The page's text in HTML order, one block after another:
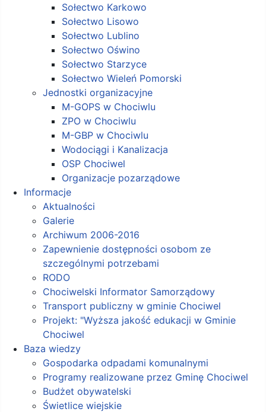
Sołectwo Karkowo
Sołectwo Lisowo
Sołectwo Lublino
Sołectwo Oświno
Sołectwo Starzyce
Sołectwo Wieleń Pomorski
Jednostki organizacyjne
M-GOPS w Chociwlu
ZPO w Chociwlu
M-GBP w Chociwlu
Wodociągi i Kanalizacja
OSP Chociwel
Organizacje pozarządowe
Informacje
Aktualności
Galerie
Archiwum 2006-2016
Zapewnienie dostępności osobom ze
szczególnymi potrzebami
RODO
Chociwelski Informator Samorządowy
Transport publiczny w gminie Chociwel
Projekt: "Wyższa jakość edukacji w Gminie
Chociwel
Baza wiedzy
Gospodarka odpadami komunalnymi
Programy realizowane przez Gminę Chociwel
Budżet obywatelski
Świetlice wiejskie